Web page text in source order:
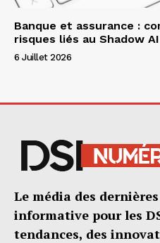
Banque et assurance :
risques liés au Shadow AI
6 Juillet 2026
Le média des
informative pour les
tendances, des